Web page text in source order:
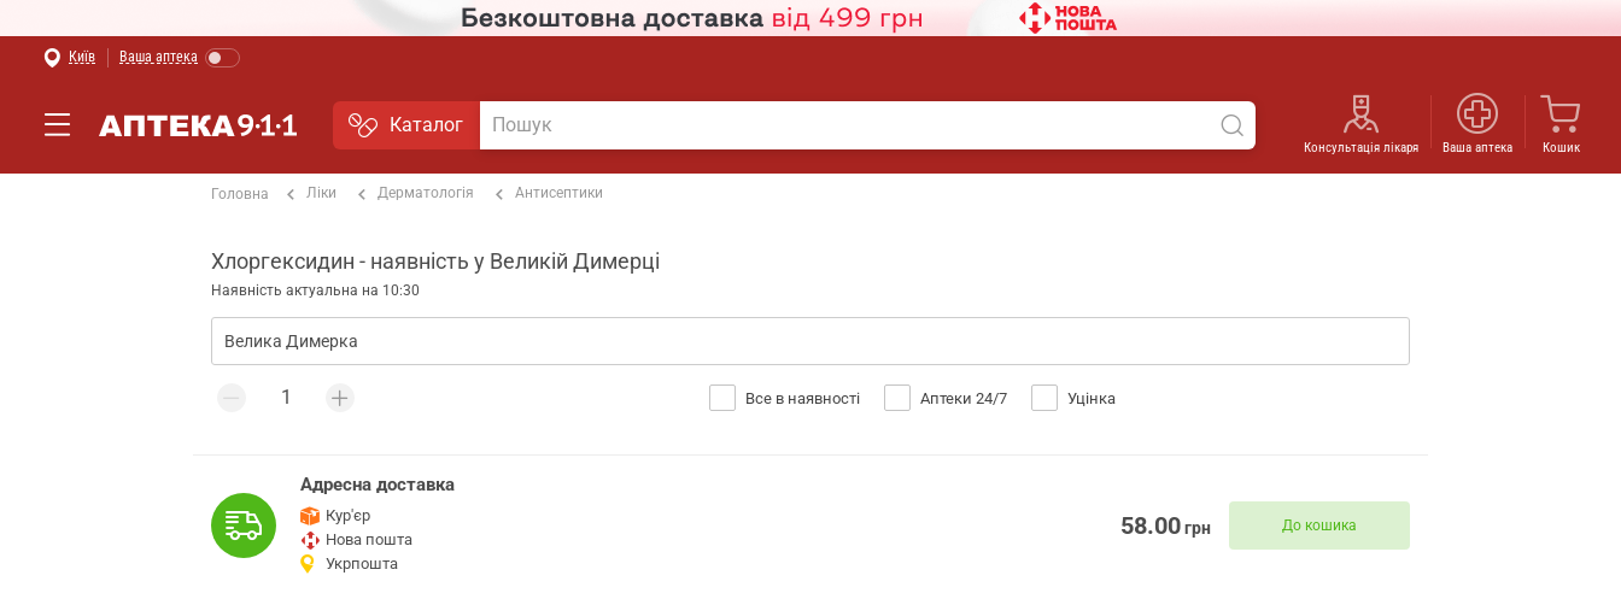
Київ Ваша аптека
Каталог
Консультація лікаря Ваша аптека Кошик
Головна Ліки Дерматологія Антисептики
Хлоргексидин - наявність у Великій Димерці
Наявність актуальна на 10:30
Все в наявності Аптеки 24/7 Уцінка
Адресна доставка
Кур'єр
Нова пошта
Укрпошта
58.00грн До кошика